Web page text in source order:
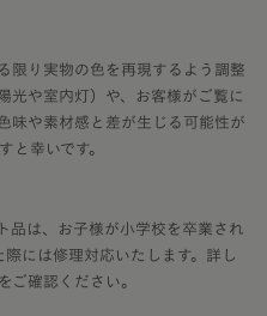
限り実物の色を再現するよう調整
光や室内灯）や、お客様がご覧に
味や素材感と差が生じる可能性が
と幸いです。
品は、お子様が小学校を卒業され
には修理対応いたします。詳し
ご確認ください。